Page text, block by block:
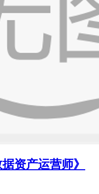
资产运营师》